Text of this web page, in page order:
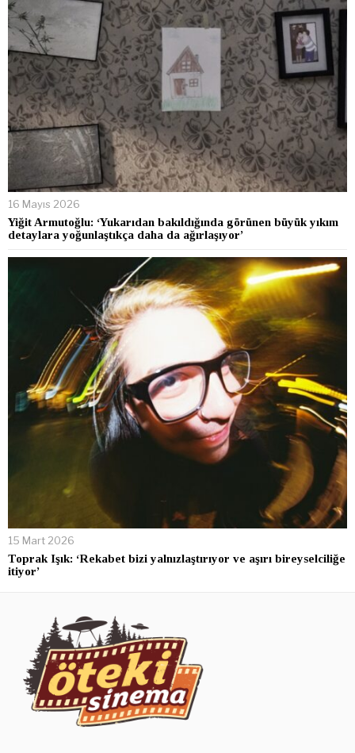
16 Mayıs 2026
Yiğit Armutoğlu: ‘Yukarıdan bakıldığında görünen büyük yıkım
detaylara yoğunlaştıkça daha da ağırlaşıyor’
15 Mart 2026
Toprak Işık: ‘Rekabet bizi yalnızlaştırıyor ve aşırı bireyselciliğe
itiyor’